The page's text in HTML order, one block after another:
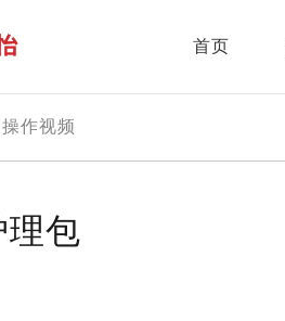
首页
操作视频
理包